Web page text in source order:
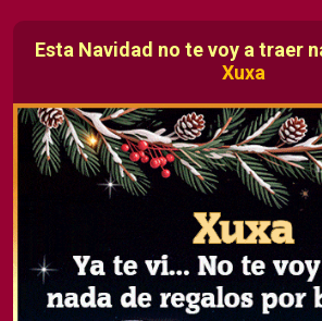
Esta Navidad no te voy a traer
Xuxa